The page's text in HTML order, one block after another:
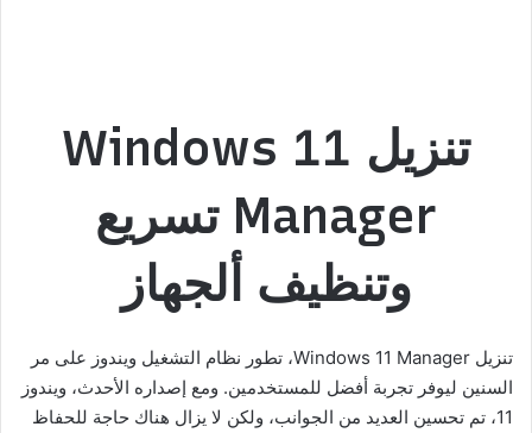
تنزيل Windows 11
Manager تسريع
وتنظيف ألجهاز
تنزيل Windows 11 Manager، تطور نظام التشغيل ويندوز على مر
السنين ليوفر تجربة أفضل للمستخدمين. ومع إصداره الأحدث، ويندوز
11، تم تحسين العديد من الجوانب، ولكن لا يزال هناك حاجة للحفاظ